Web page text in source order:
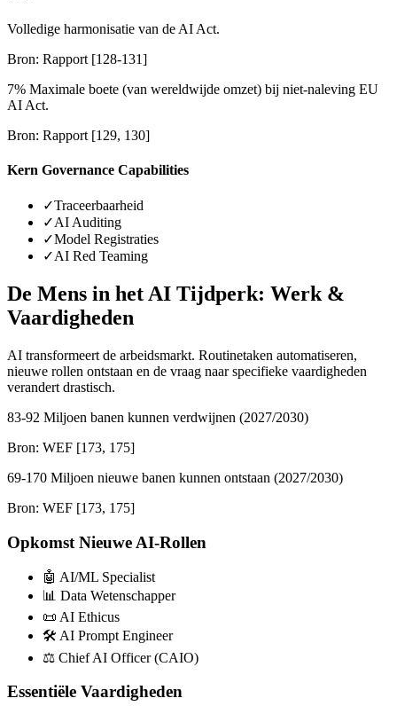
Volledige harmonisatie van de AI Act.
Bron: Rapport [128-131]
7% Maximale boete (van wereldwijde omzet) bij niet-naleving EU
AI Act.
Bron: Rapport [129, 130]
Kern Governance Capabilities
✓Traceerbaarheid
✓AI Auditing
✓Model Registraties
✓AI Red Teaming
De Mens in het AI Tijdperk: Werk &
Vaardigheden
AI transformeert de arbeidsmarkt. Routinetaken automatiseren,
nieuwe rollen ontstaan en de vraag naar specifieke vaardigheden
verandert drastisch.
83-92 Miljoen banen kunnen verdwijnen (2027/2030)
Bron: WEF [173, 175]
69-170 Miljoen nieuwe banen kunnen ontstaan (2027/2030)
Bron: WEF [173, 175]
Opkomst Nieuwe AI-Rollen
🤖 AI/ML Specialist
📊 Data Wetenschapper
📜 AI Ethicus
🛠️ AI Prompt Engineer
⚖️ Chief AI Officer (CAIO)
Essentiële Vaardigheden